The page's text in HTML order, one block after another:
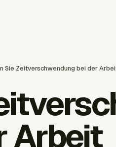
Sie Zeitverschwendung bei der
Arbeit